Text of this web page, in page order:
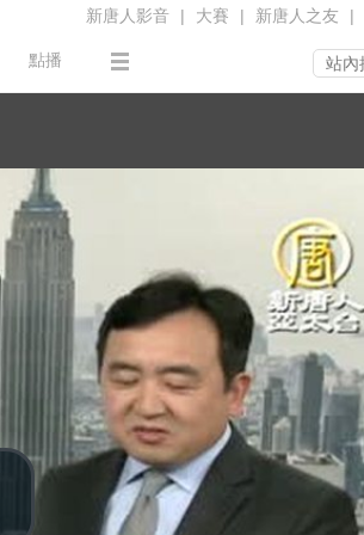
新唐人影音 | 大賽 | 新唐人之友 |
點播